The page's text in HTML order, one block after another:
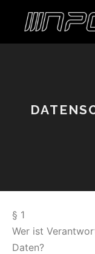
§ 1
Wer ist
Daten?